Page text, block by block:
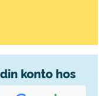
konto hos